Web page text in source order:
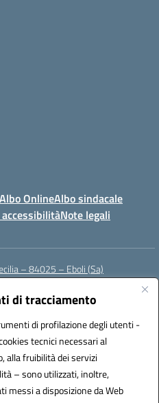
di tracciamento
di profilazione degli utenti -
tecnici necessari al
alla fruibilità dei servizi
– sono utilizzati, inoltre,
a disposizione da Web
Albo OnlineAlbo sindacale
Note legali
– 84025 – Eboli (Sa)
(IPA): istsc_saic81900c